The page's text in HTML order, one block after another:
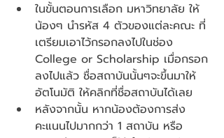
ในขั้นตอนการเลือก มหาวิทยาลัย ให้
น้องๆ นำรหัส 4 ตัวของแต่ละคณะ ที่
เตรียมเอาไว้กรอกลงไปในช่อง
College or Scholarship เมื่อกรอก
ลงไปแล้ว ชื่อสถาบันนั้นๆจะขึ้นมาให้
อัตโนมัติ ให้คลิกที่ชื่อสถาบันได้เลย
หลังจากนั้น หากน้องต้องการส่ง
คะแนนไปมากกว่า 1 สถาบัน หรือ